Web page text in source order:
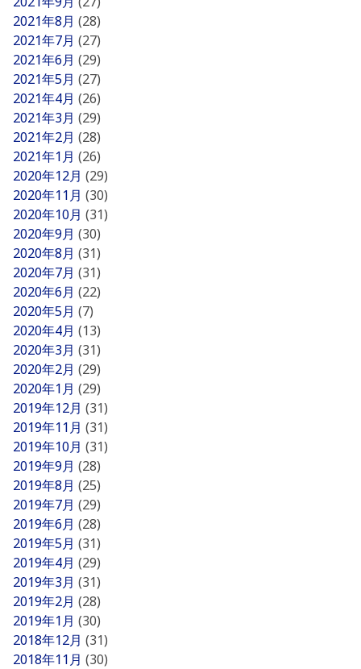
2021年8月 (28)
2021年7月 (27)
2021年6月 (29)
2021年5月 (27)
2021年4月 (26)
2021年3月 (29)
2021年2月 (28)
2021年1月 (26)
2020年12月 (29)
2020年11月 (30)
2020年10月 (31)
2020年9月 (30)
2020年8月 (31)
2020年7月 (31)
2020年6月 (22)
2020年5月 (7)
2020年4月 (13)
2020年3月 (31)
2020年2月 (29)
2020年1月 (29)
2019年12月 (31)
2019年11月 (31)
2019年10月 (31)
2019年9月 (28)
2019年8月 (25)
2019年7月 (29)
2019年6月 (28)
2019年5月 (31)
2019年4月 (29)
2019年3月 (31)
2019年2月 (28)
2019年1月 (30)
2018年12月 (31)
2018年11月 (30)